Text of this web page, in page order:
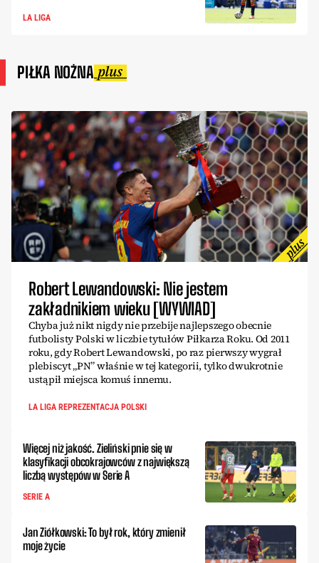
LA LIGA
PIŁKA NOŻNA
Robert Lewandowski: Nie jestem
zakładnikiem wieku [WYWIAD]
Chyba już nikt nigdy nie przebije najlepszego obecnie
futbolisty Polski w liczbie tytułów Piłkarza Roku. Od 2011
roku, gdy Robert Lewandowski, po raz pierwszy wygrał
plebiscyt „PN” właśnie w tej kategorii, tylko dwukrotnie
ustąpił miejsca komuś innemu.
LA LIGA REPREZENTACJA POLSKI
Więcej niż jakość. Zieliński pnie się w
klasyfikacji obcokrajowców z największą
liczbą występów w Serie A
SERIE A
Jan Ziółkowski: To był rok, który zmienił
moje życie